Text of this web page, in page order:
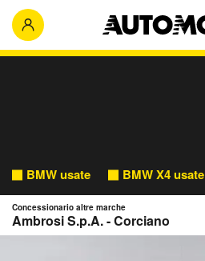
BMW usate BMW X4 usate
Concessionario altre marche
Ambrosi S.p.A. - Corciano